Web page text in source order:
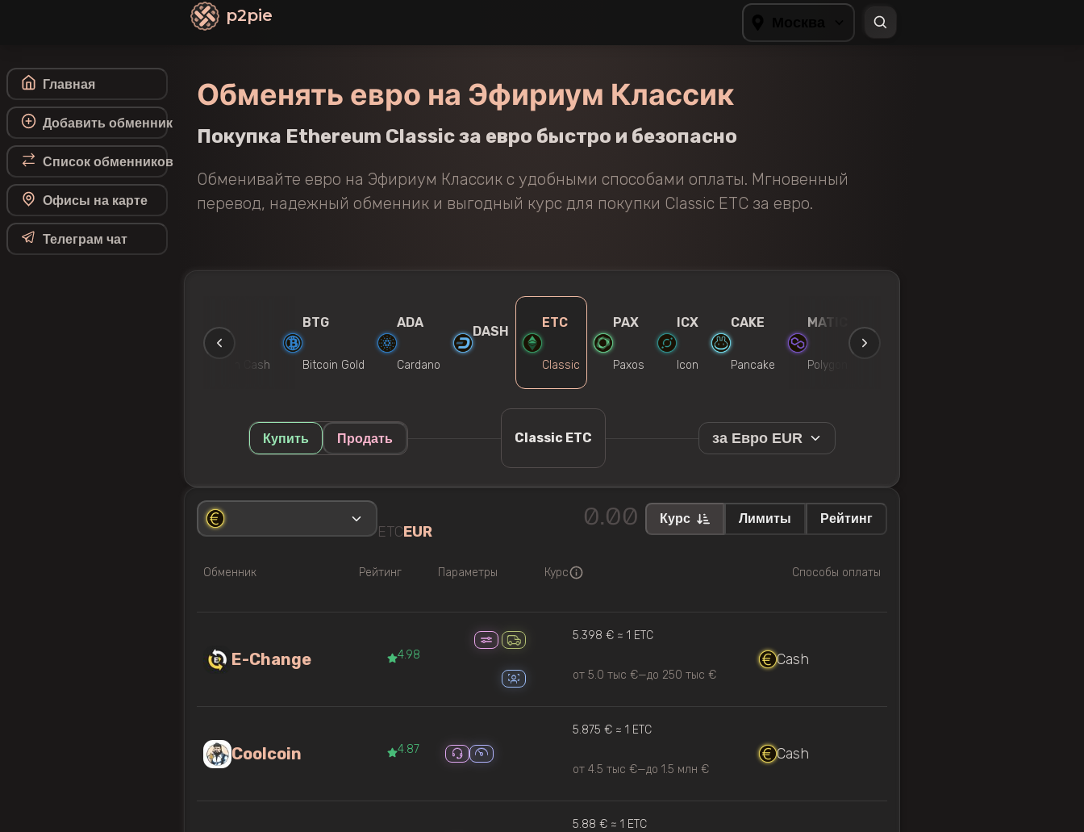
Главная
Добавить обменник
Список обменников
Офисы на карте
Телеграм чат
p2pie
Обменять евро на Эфириум Классик
Покупка Ethereum Classic за евро быстро и безопасно
Обменивайте евро на Эфириум Классик с удобными способами оплаты. Мгновенный
перевод, надежный обменник и выгодный курс для покупки Classic ETC за евро.
Bitcoin Cash
BTG
Bitcoin Gold
ADA
Cardano
DASH
ETC
Classic
PAX
Paxos
ICX
Icon
CAKE
Pancake
MATIC
Polygon
Купить Продать Classic ETC за Евро EUR
ETCEUR
Курс Лимиты Рейтинг
Обменник Рейтинг Параметры Курс Способы оплаты
E-Change 4.98
5.398 € ≈ 1 ETC
от 5.0 тыс €—до 250 тыс €
Cash
Coolcoin 4.87
5.875 € ≈ 1 ETC
от 4.5 тыс €—до 1.5 млн €
Cash
5.88 € ≈ 1 ETC